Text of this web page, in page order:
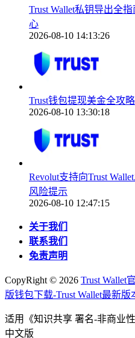
Trust Wallet私钥导出全
心
2026-08-10 14:13:26
Trust钱包提现美金全攻
2026-08-10 13:30:18
Revolut支持向Trust
风险提示
2026-08-10 12:47:15
关于我们
联系我们
免责声明
CopyRight © 2026 Trust Wallet
版钱包下载-Trust Wallet最新版
适用《知识共享 署名-非商业
中文版